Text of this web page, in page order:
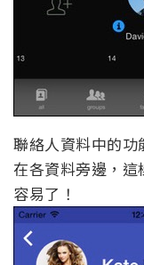
聯絡人資料中的
在各資料旁邊，這
容易了！